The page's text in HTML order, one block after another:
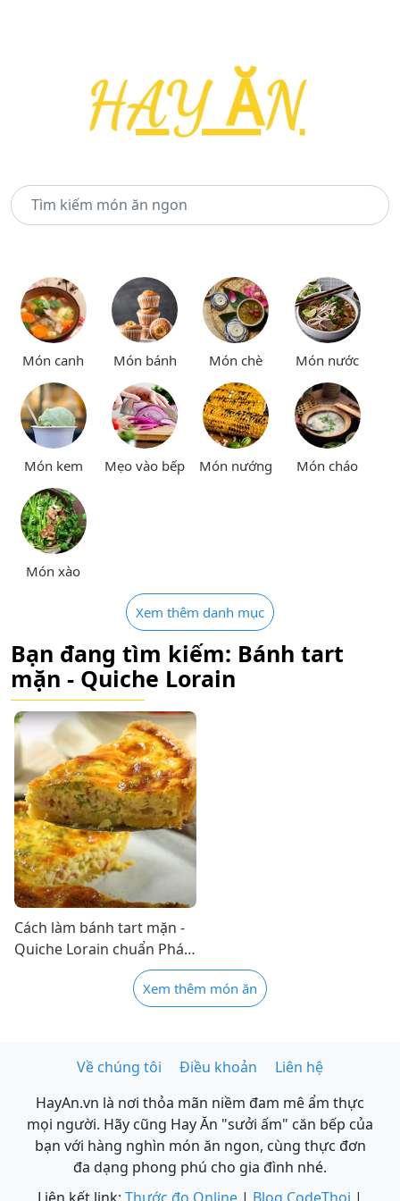
Món canh Món bánh Món chè Món nước
Món kem Mẹo vào bếp Món nướng Món cháo
Món xào
Xem thêm danh mục
Bạn đang tìm kiếm: Bánh tart
mặn - Quiche Lorain
Cách làm bánh tart mặn -
Quiche Lorain chuẩn Pháp
thơm ngon đơn giản
Xem thêm món ăn
Về chúng tôi Điều khoản
Liên hệ
HayAn.vn là nơi thỏa mãn niềm đam mê ẩm thực
mọi người. Hãy cũng Hay Ăn "sưởi ấm" căn bếp của
bạn với hàng nghìn món ăn ngon, cùng thực đơn
đa dạng phong phú cho gia đình nhé.